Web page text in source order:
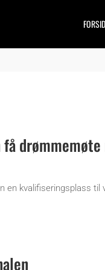
en kvalifiseringsplass